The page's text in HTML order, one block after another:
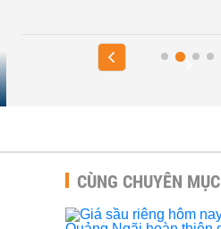
CÙNG CHUYÊN MỤC